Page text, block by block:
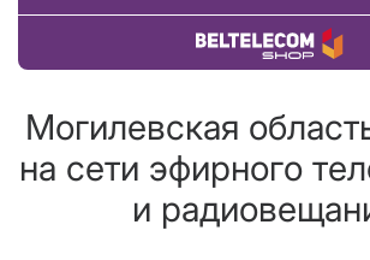
Купить товар
Могилевская
на сети эфирного
и